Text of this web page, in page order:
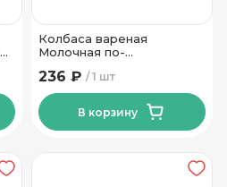
Колбаса вареная
Молочная по-
высший сорт 390г
Волковысский МК
1 шт
236 ₽
В корзину